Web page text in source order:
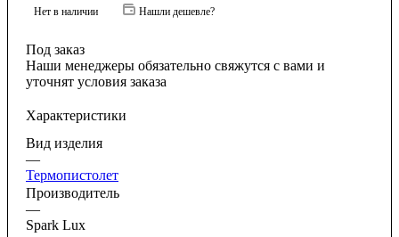
Нет в наличии Нашли дешевле?
Под заказ
Наши менеджеры обязательно свяжутся с вами и
уточнят условия заказа
Характеристики
Вид изделия
—
Термопистолет
Производитель
—
Spark Lux